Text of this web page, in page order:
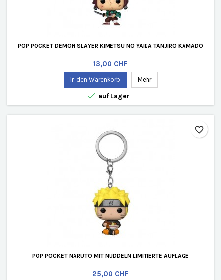
POP POCKET DEMON SLAYER KIMETSU NO YAIBA TANJIRO KAMADO
Preis
13,00 CHF
In den Warenkorb Mehr
 auf Lager
POP POCKET NARUTO MIT NUDDELN LIMITIERTE AUFLAGE
Preis
25,00 CHF
favorite_border